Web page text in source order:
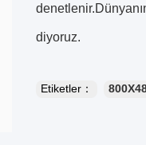
diyoruz.
Etiketler：